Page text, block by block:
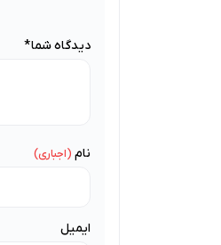
دیدگاه شما*
نام
ایمیل